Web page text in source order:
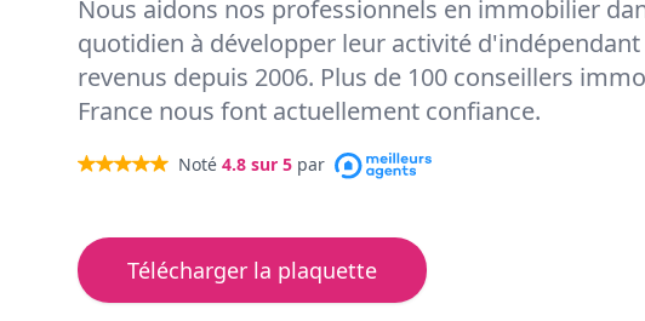
Nous aidons nos professionnels en immobilier
quotidien à développer leur activité
revenus depuis 2006. Plus de 100 conseillers
France nous font actuellement confiance.
Noté 4.8 sur 5 par
Télécharger la plaquette